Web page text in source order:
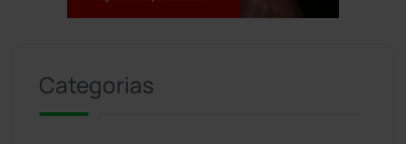
Categorias